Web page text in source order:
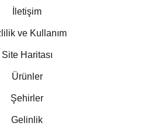
İletişim
ve Kullanım
Site Haritası
Ürünler
Şehirler
Gelinlik